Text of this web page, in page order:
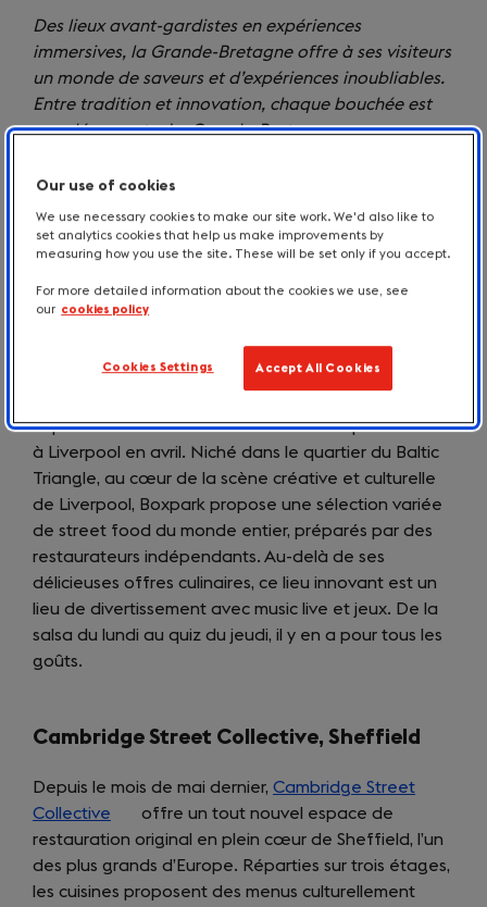
Des lieux avant-gardistes en expériences
immersives, la Grande-Bretagne offre à ses visiteurs
un monde de saveurs et d’expériences inoubliables.
Entre tradition et innovation, chaque bouchée est
une découverte. La Grande-Bretagne une
convergent.
Des lieux immersifs et innovants
débordant de saveurs
Boxpark, Liverpool
Après le succès remarquable de ses trois
in
a
new
tab)
capitale avec un nouvel établissement qui a ouvert
à Liverpool en avril. Niché dans le quartier du Baltic
Triangle, au cœur de la scène créative et culturelle
de Liverpool, Boxpark propose une sélection variée
de street food du monde entier, préparés par des
restaurateurs indépendants. Au-delà de ses
délicieuses offres culinaires, ce lieu innovant est un
lieu de divertissement avec music live et jeux. De la
salsa du lundi au quiz du jeudi, il y en a pour tous les
goûts.
Cambridge Street Collective, Sheffield
Depuis le mois de mai dernier, Cambridge Street
Collective (opens
in
a
new
offre un tout nouvel espace de
restauration original en plein cœur de Sheffield, l’un
des plus grands d’Europe. Réparties sur trois étages,
les cuisines proposent des menus culturellement
Our use of cookies
We use necessary cookies to make our site work. We'd also like to
set analytics cookies that help us make improvements by
measuring how you use the site. These will be set only if you accept.
For more detailed information about the cookies we use, see
our cookies policy
Cookies Settings Accept All Cookies